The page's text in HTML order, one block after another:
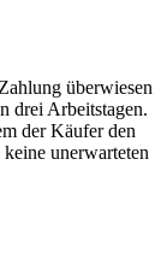
überwiesen
drei Arbeitstagen.
der Käufer den
unerwarteten